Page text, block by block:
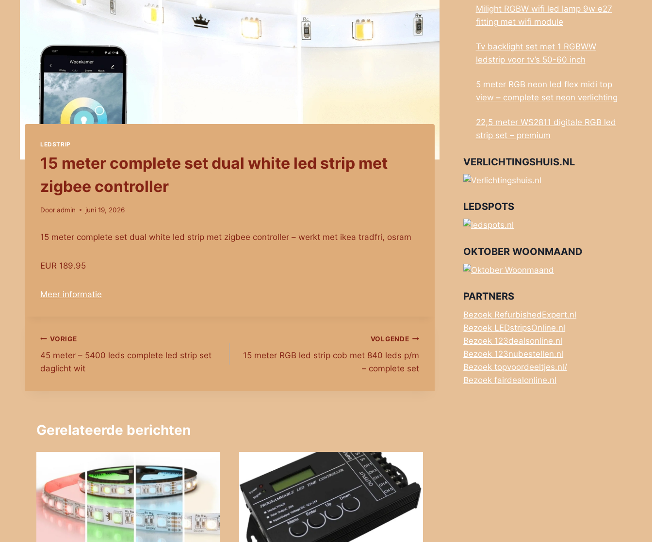
LEDSTRIP
15 meter complete set dual white led strip met
zigbee controller
Dooradmin juni 19, 2026
15 meter complete set dual white led strip met zigbee controller – werkt met ikea tradfri, osram
EUR 189.95
Meer informatie
Bericht
navigatie
VORIGE
45 meter – 5400 leds complete led strip set
daglicht wit
VOLGENDE
15 meter RGB led strip cob met 840 leds p/m
– complete set
Gerelateerde berichten
Milight RGBW wifi led lamp 9w e27
fitting met wifi module
Tv backlight set met 1 RGBWW
ledstrip voor tv’s 50-60 inch
5 meter RGB neon led flex midi top
view – complete set neon verlichting
22,5 meter WS2811 digitale RGB led
strip set – premium
VERLICHTINGSHUIS.NL
LEDSPOTS
OKTOBER WOONMAAND
PARTNERS
Bezoek RefurbishedExpert.nl
Bezoek LEDstripsOnline.nl
Bezoek 123dealsonline.nl
Bezoek 123nubestellen.nl
Bezoek topvoordeeltjes.nl/
Bezoek fairdealonline.nl